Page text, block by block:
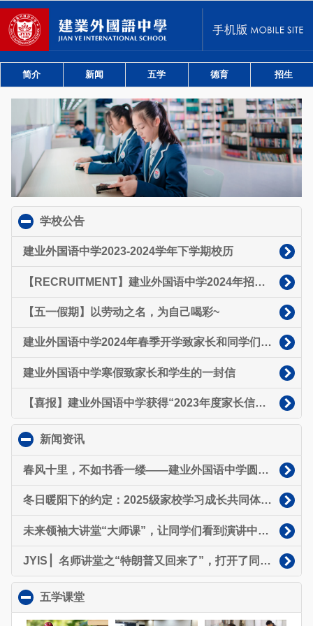
简介 新闻 五学 德育 招生
学校公告
建业外国语中学2023-2024学年下学期校历
【RECRUITMENT】建业外国语中学2024年招聘启事
【五一假期】以劳动之名，为自己喝彩~
建业外国语中学2024年春季开学致家长和同学们的一封信
建业外国语中学寒假致家长和学生的一封信
【喜报】建业外国语中学获得“2023年度家长信赖中小学”荣誉称号
新闻资讯
春风十里，不如书香一缕——建业外国语中学圆满举办省级阅读进校园诵读活动
冬日暖阳下的约定：2025级家校学习成长共同体（家委会）正式启航
未来领袖大讲堂“大师课”，让同学们看到演讲中那个发光的自己~
JYIS ▏名师讲堂之“特朗普又回来了”，打开了同学们的“国际视野”～
五学课堂